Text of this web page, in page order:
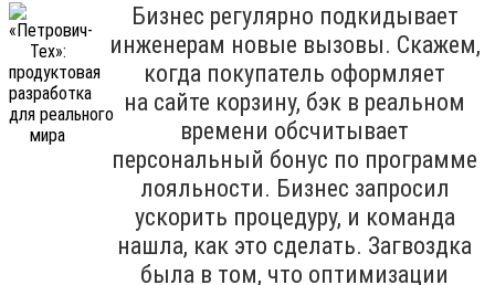
Бизнес регулярно подкидывает
инженерам новые вызовы. Скажем,
когда покупатель оформляет
на сайте корзину, бэк в реальном
времени обсчитывает
персональный бонус по программе
лояльности. Бизнес запросил
ускорить процедуру, и команда
нашла, как это сделать. Загвоздка
была в том, что оптимизации